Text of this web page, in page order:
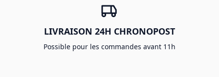
LIVRAISON 24H CHRONOPOST
Possible pour les commandes avant 11h